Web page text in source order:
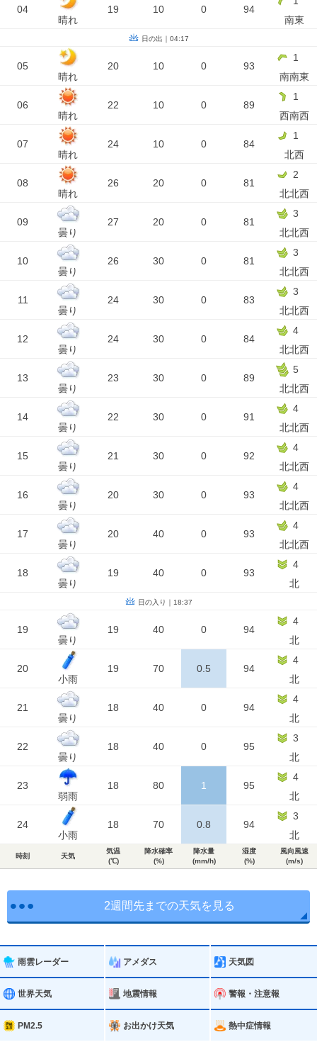
04
晴れ
19 10 0 94
南東
日の出｜04:17
05
晴れ
20 10 0 93
1
南南東
06
晴れ
22 10 0 89
1
西南西
07
晴れ
24 10 0 84
1
北西
08
晴れ
26 20 0 81
2
北北西
09
曇り
27 20 0 81
3
北北西
10
曇り
26 30 0 81
3
北北西
11
曇り
24 30 0 83
3
北北西
12
曇り
24 30 0 84
4
北北西
13
曇り
23 30 0 89
5
北北西
14
曇り
22 30 0 91
4
北北西
15
曇り
21 30 0 92
4
北北西
16
曇り
20 30 0 93
4
北北西
17
曇り
20 40 0 93
4
北北西
18
曇り
19 40 0 93
4
北
日の入り｜18:37
19
曇り
19 40 0 94
4
北
20
小雨
19 70 0.5 94
4
北
21
曇り
18 40 0 94
4
北
22
曇り
18 40 0 95
3
北
23
弱雨
18 80 1 95
4
北
24
小雨
18 70 0.8 94
3
北
時刻 天気
気温
(℃)
降水確率
(%)
降水量
(mm/h)
湿度
(%)
風向風速
(m/s)
2週間先までの天気を見る
雨雲レーダー アメダス 天気図
世界天気 地震情報 警報・注意報
PM2.5 お出かけ天気 熱中症情報